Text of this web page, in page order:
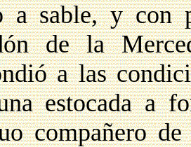
a sable, y con
de la
a las
estocada a
compañero